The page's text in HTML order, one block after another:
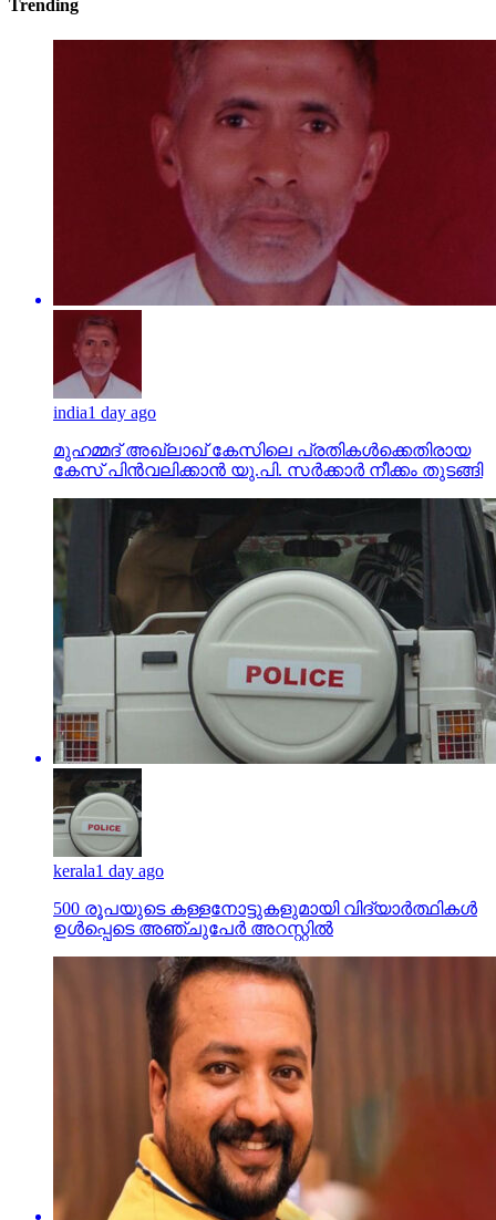
Trending
india1 day ago
മുഹമ്മദ് അഖ്‌ലാഖ് കേസിലെ പ്രതികള്‍ക്കെതിരായ
കേസ് പിന്‍വലിക്കാന്‍ യു.പി. സര്‍ക്കാര്‍ നീക്കം തുടങ്ങി
kerala1 day ago
500 രൂപയുടെ കള്ളനോട്ടുകളുമായി വിദ്യാര്‍ത്ഥികള്‍
ഉള്‍പ്പെടെ അഞ്ചുപേര്‍ അറസ്റ്റില്‍